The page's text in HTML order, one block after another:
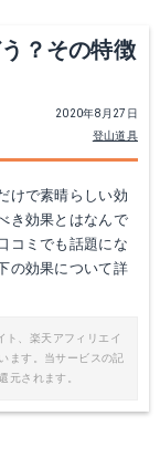
？その特徴
2020年8月27日
登山道具
けで素晴らしい効
き効果とはなんで
コミでも話題にな
の効果について詳
ト、楽天アフィリエイ
ます。当サービスの記
元されます。